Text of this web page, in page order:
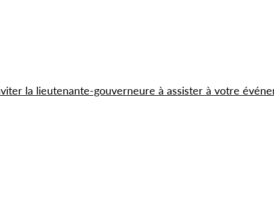
la lieutenante-gouverneure à assister à votre